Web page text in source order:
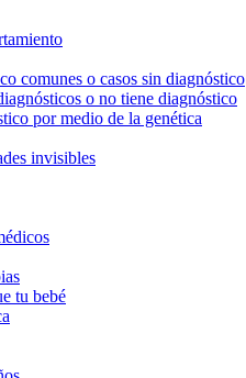
comunes o casos sin diagnóstico
o no tiene diagnóstico
por medio de la genética
invisibles
tu bebé